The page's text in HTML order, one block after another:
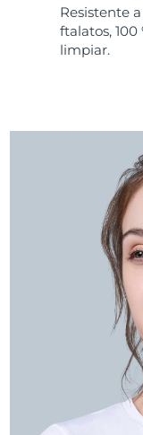
Resistente
ftalatos,
limpiar.